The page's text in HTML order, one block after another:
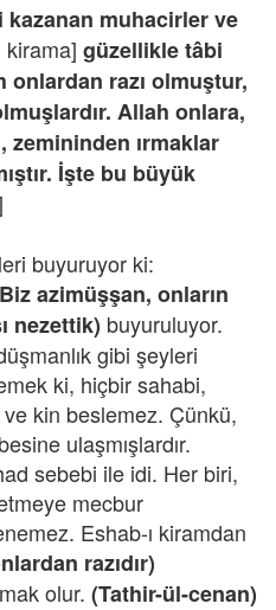
kazanan muhacirler ve
kirama] güzellikle tâbi
razı olmuştur,
Allah onlara,
zemininden ırmaklar
İşte bu büyük
buyuruyor ki:
azimüşşan, onların
nezettik) buyuruluyor.
gibi şeyleri
ki, hiçbir sahabi,
kin beslemez. Çünkü,
ulaşmışlardır.
sebebi ile idi. Her biri,
mecbur
Eshab-ı kiramdan
razıdır)
olur. (Tathir-ül-cenan)